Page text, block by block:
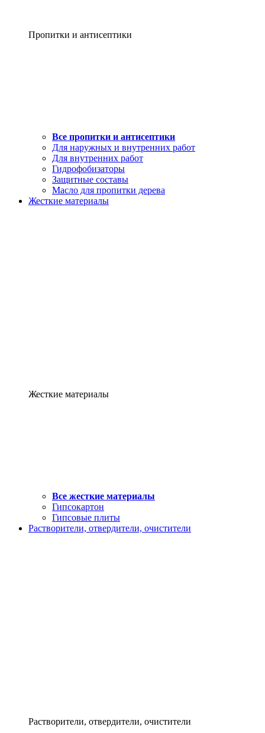
Пропитки и антисептики
Все пропитки и антисептики
Для наружных и внутренних работ
Для внутренних работ
Гидрофобизаторы
Защитные составы
Масло для пропитки дерева
Жесткие материалы
Жесткие материалы
Все жесткие материалы
Гипсокартон
Гипсовые плиты
Растворители, отвердители, очистители
Растворители, отвердители, очистители